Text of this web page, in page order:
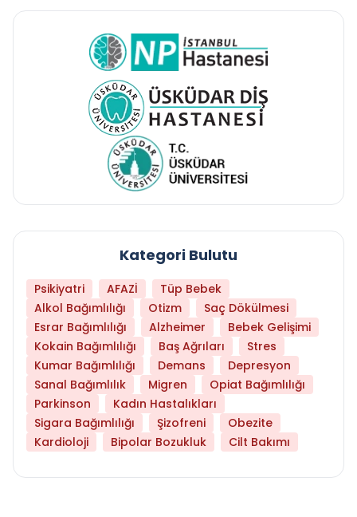
Kategori Bulutu
Psikiyatri AFAZİ
Tüp Bebek
Alkol Bağımlılığı
Otizm
Saç Dökülmesi
Esrar Bağımlılığı
Alzheimer
Bebek Gelişimi
Kokain Bağımlılığı
Baş Ağrıları
Stres
Kumar Bağımlılığı
Demans
Depresyon
Sanal Bağımlılık
Migren
Opiat Bağımlılığı
Parkinson
Kadın Hastalıkları
Sigara Bağımlılığı
Şizofreni
Obezite
Kardioloji
Bipolar Bozukluk Cilt Bakımı